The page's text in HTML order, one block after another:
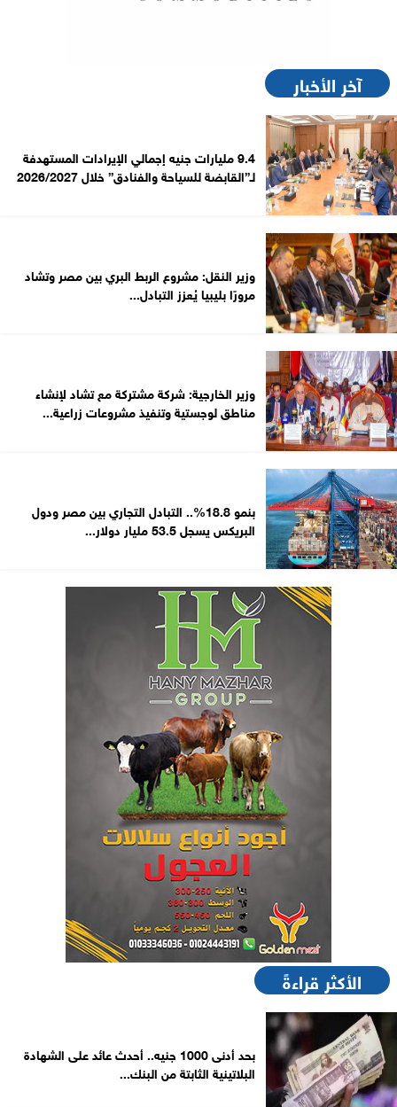
آخر الأخبار
9.4 مليارات جنيه إجمالي الإيرادات المستهدفة
لـ”القابضة للسياحة والفنادق” خلال 2026/2027
وزير النقل: مشروع الربط البري بين مصر وتشاد
مرورًا بليبيا يُعزز التبادل...
وزير الخارجية: شركة مشتركة مع تشاد لإنشاء
مناطق لوجستية وتنفيذ مشروعات زراعية...
بنمو 18.8%.. التبادل التجاري بين مصر ودول
البريكس يسجل 53.5 مليار دولار...
الأكثر قراءةً
بحد أدنى 1000 جنيه.. أحدث عائد على الشهادة
البلاتينية الثابتة من البنك...